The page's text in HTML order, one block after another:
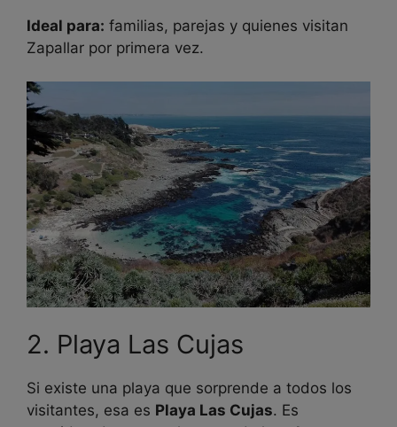
Ideal para: familias, parejas y quienes visitan
Zapallar por primera vez.
2. Playa Las Cujas
Si existe una playa que sorprende a todos los
visitantes, esa es Playa Las Cujas. Es